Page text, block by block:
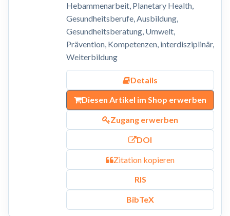
Hebammenarbeit, Planetary Health,
Gesundheitsberufe, Ausbildung,
Gesundheitsberatung, Umwelt,
Prävention, Kompetenzen, interdisziplinär,
Weiterbildung
Details
Diesen Artikel im Shop erwerben
Zugang erwerben
DOI
Zitation kopieren
RIS
BibTeX